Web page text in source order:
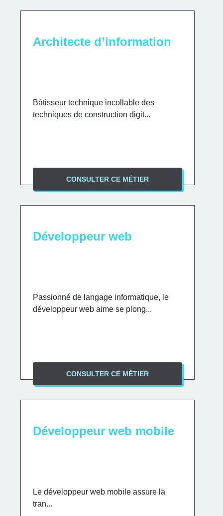
Architecte d’information
Bâtisseur technique incollable des
techniques de construction digit...
CONSULTER CE MÉTIER
Développeur web
Passionné de langage informatique, le
développeur web aime se plong...
CONSULTER CE MÉTIER
Développeur web mobile
Le développeur web mobile assure la
tran...